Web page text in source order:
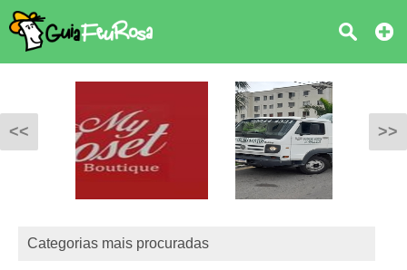
<< >>
Categorias mais procuradas